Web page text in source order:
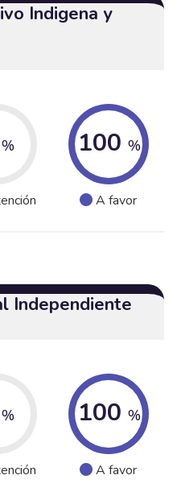
Indigena y
% 100 %
A favor
Independiente
% 100 %
A favor